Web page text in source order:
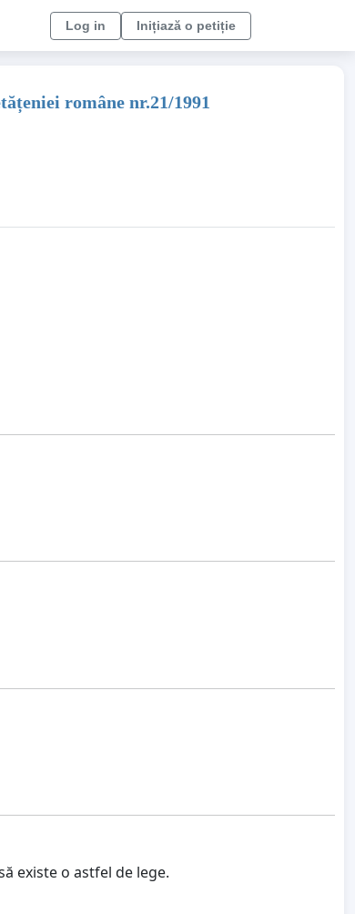
Log in Inițiază o petiție
române nr.21/1991
existe o astfel de lege.